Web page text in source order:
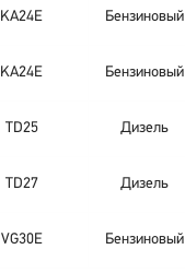
KA24E Бензиновый
KA24E Бензиновый
TD25 Дизель
TD27 Дизель
VG30E Бензиновый